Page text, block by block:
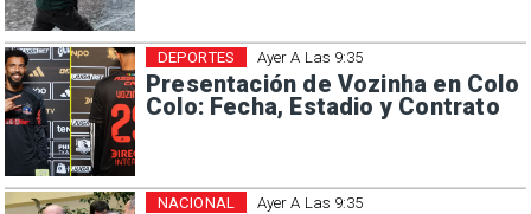
Ayer A Las 9:35
Presentación de Vozinha en Colo
Colo: Fecha, Estadio y Contrato
DEPORTES
Ayer A Las 9:35
NACIONAL